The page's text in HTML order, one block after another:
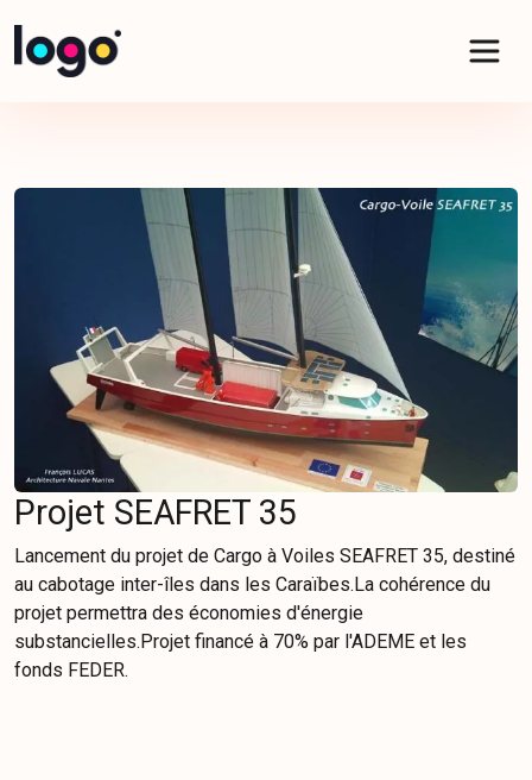
Projet SEAFRET 35
Lancement du projet de Cargo à Voiles SEAFRET 35, destiné
au cabotage inter-îles dans les Caraïbes.La cohérence du
projet permettra des économies d'énergie
substancielles.Projet financé à 70% par l'ADEME et les
fonds FEDER.